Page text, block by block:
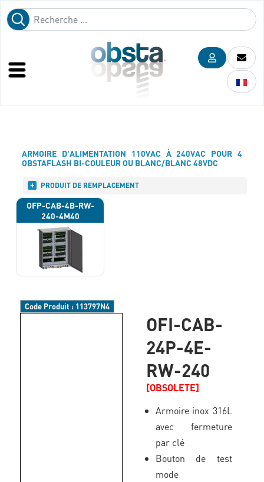
ARMOIRE D'ALIMENTATION 110VAC À 240VAC POUR 4
OBSTAFLASH BI-COULEUR OU BLANC/BLANC 48VDC
PRODUIT DE REMPLACEMENT
OFP-CAB-4B-RW-
240-4M40
Code Produit : 113797N4
OFI-CAB-
24P-4E-
RW-240
[OBSOLETE]
Armoire inox 316L
avec fermeture
par clé
Bouton de test
mode